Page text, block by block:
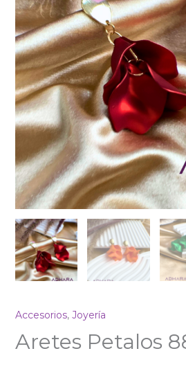
Accesorios, Joyería
Aretes Petalos